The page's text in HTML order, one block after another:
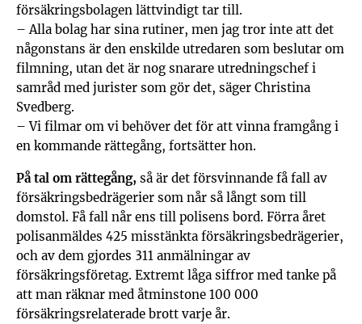
försäkringsbolagen lättvindigt tar till.
– Alla bolag har sina rutiner, men jag tror inte att det
någonstans är den enskilde utredaren som beslutar om
filmning, utan det är nog snarare utredningschef i
samråd med jurister som gör det, säger Christina
Svedberg.
– Vi filmar om vi behöver det för att vinna framgång i
en kommande rättegång, fortsätter hon.
På tal om rättegång, så är det försvinnande få fall av
försäkringsbedrägerier som når så långt som till
domstol. Få fall når ens till polisens bord. Förra året
polisanmäldes 425 misstänkta försäkringsbedrägerier,
och av dem gjordes 311 anmälningar av
försäkringsföretag. Extremt låga siffror med tanke på
att man räknar med åtminstone 100 000
försäkringsrelaterade brott varje år.